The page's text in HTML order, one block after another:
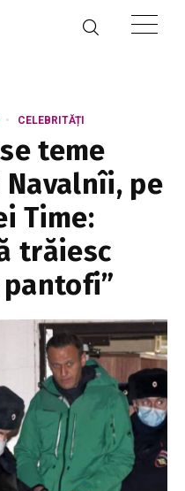
CELEBRITĂȚI
teme
Navalnîi, pe
Time:
trăiesc